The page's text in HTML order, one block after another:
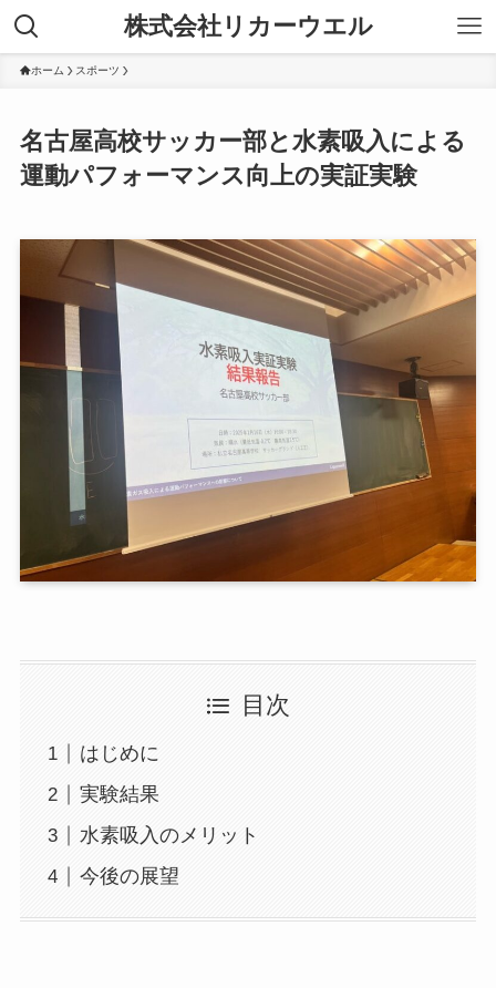
株式会社リカーウエル
ホーム スポーツ
名古屋高校サッカー部と水素吸入による
運動パフォーマンス向上の実証実験
目次
はじめに
実験結果
水素吸入のメリット
今後の展望